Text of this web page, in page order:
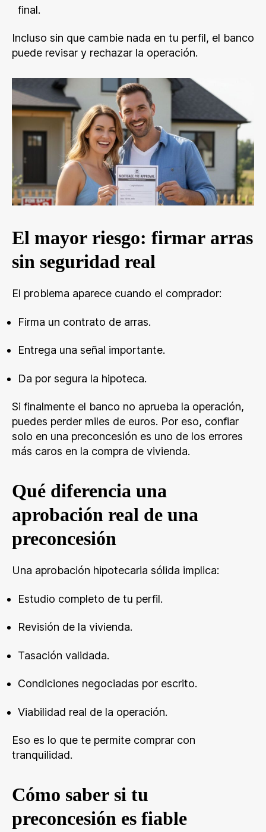
final.
Incluso sin que cambie nada en tu perfil, el banco
puede revisar y rechazar la operación.
El mayor riesgo: firmar arras
sin seguridad real
El problema aparece cuando el comprador:
Firma un contrato de arras.
Entrega una señal importante.
Da por segura la hipoteca.
Si finalmente el banco no aprueba la operación,
puedes perder miles de euros. Por eso, confiar
solo en una preconcesión es uno de los errores
más caros en la compra de vivienda.
Qué diferencia una
aprobación real de una
preconcesión
Una aprobación hipotecaria sólida implica:
Estudio completo de tu perfil.
Revisión de la vivienda.
Tasación validada.
Condiciones negociadas por escrito.
Viabilidad real de la operación.
Eso es lo que te permite comprar con
tranquilidad.
Cómo saber si tu
preconcesión es fiable